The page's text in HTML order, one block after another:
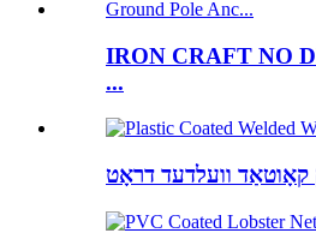
IRON CRAFT NO
...